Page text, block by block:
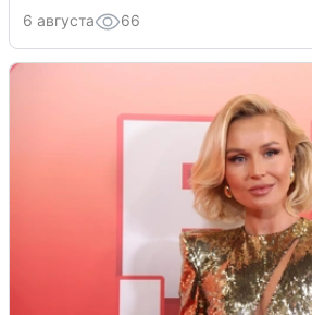
6 августа 66